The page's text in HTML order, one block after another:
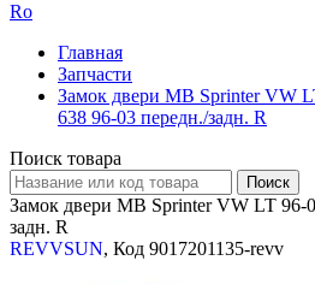
Ro
Главная
Запчасти
Замок двери MB Sprinter VW
638 96-03 передн./задн. R
Поиск товара
Замок двери MB Sprinter VW LT 96-
задн. R
REVVSUN, Код 9017201135-revv